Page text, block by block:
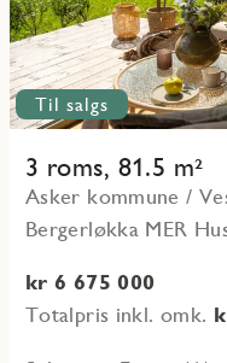
Til salgs
3 roms, 81.5 m²
Asker kommune /
Bergerløkka MER
kr 6 675 000
Totalpris inkl. omk.